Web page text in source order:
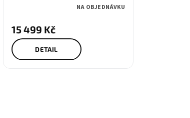
NA OBJEDNÁVKU
15 499 Kč
DETAIL